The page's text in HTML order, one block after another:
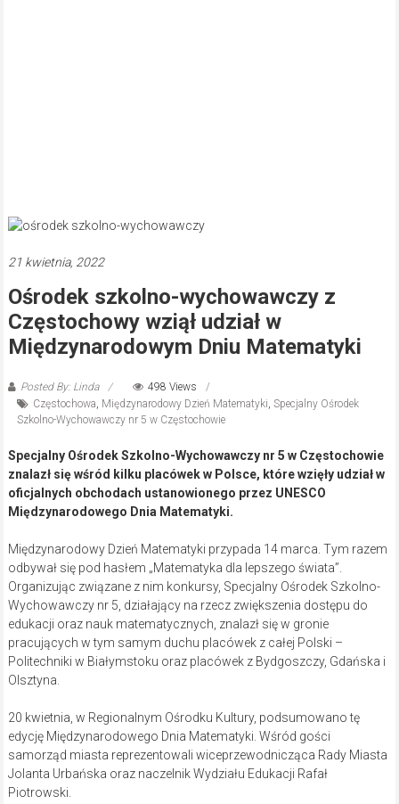
21 kwietnia, 2022
Ośrodek szkolno-wychowawczy z
Częstochowy wziął udział w
Międzynarodowym Dniu Matematyki
Posted By: Linda
498 Views
Częstochowa, Międzynarodowy Dzień Matematyki, Specjalny Ośrodek
Szkolno-Wychowawczy nr 5 w Częstochowie
Specjalny Ośrodek Szkolno-Wychowawczy nr 5 w Częstochowie
znalazł się wśród kilku placówek w Polsce, które wzięły udział w
oficjalnych obchodach ustanowionego przez UNESCO
Międzynarodowego Dnia Matematyki.
Międzynarodowy Dzień Matematyki przypada 14 marca. Tym razem
odbywał się pod hasłem „Matematyka dla lepszego świata”.
Organizując związane z nim konkursy, Specjalny Ośrodek Szkolno-
Wychowawczy nr 5, działający na rzecz zwiększenia dostępu do
edukacji oraz nauk matematycznych, znalazł się w gronie
pracujących w tym samym duchu placówek z całej Polski –
Politechniki w Białymstoku oraz placówek z Bydgoszczy, Gdańska i
Olsztyna.
20 kwietnia, w Regionalnym Ośrodku Kultury, podsumowano tę
edycję Międzynarodowego Dnia Matematyki. Wśród gości
samorząd miasta reprezentowali wiceprzewodnicząca Rady Miasta
Jolanta Urbańska oraz naczelnik Wydziału Edukacji Rafał
Piotrowski.